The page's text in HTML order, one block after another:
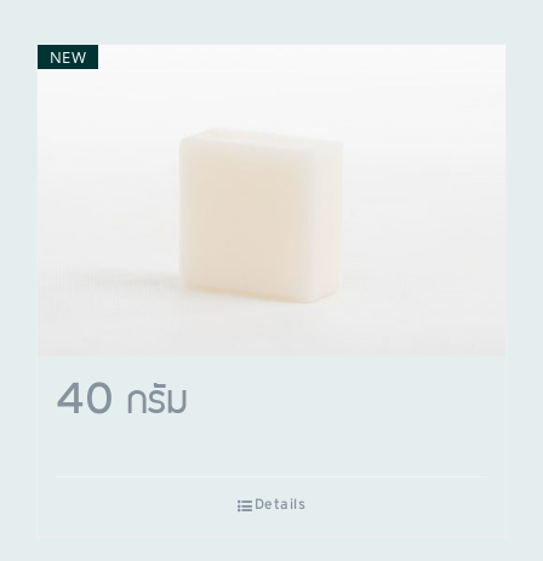
NEW
40 กรัม
Details